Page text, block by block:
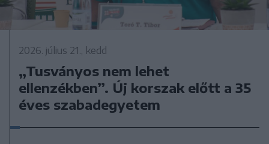
2026. július 21., kedd
„Tusványos nem lehet
ellenzékben”. Új korszak előtt a 35
éves szabadegyetem